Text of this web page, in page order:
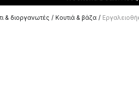
& διοργανωτές / Κουτιά & βάζα /